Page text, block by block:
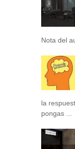
Nota del
la
pongas ...